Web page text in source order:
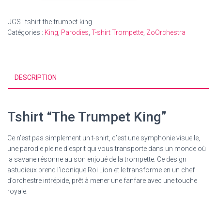
UGS :tshirt-the-trumpet-king
Catégories : King Parodies T-shirt Trompette ZoOrchestra
DESCRIPTION
Tshirt “The Trumpet King”
Ce n’est pas simplement un t-shirt, c’est une symphonie visuelle,
une parodie pleine d’esprit qui vous transporte dans un monde où
la savane résonne au son enjoué de la trompette. Ce design
astucieux prend l’iconique Roi Lion et le transforme en un chef
d’orchestre intrépide, prêt à mener une fanfare avec une touche
royale.